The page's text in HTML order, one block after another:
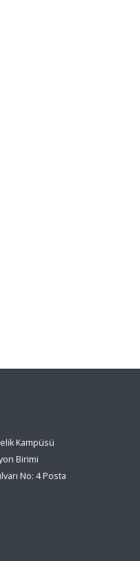
Kampüsü
Birimi
No: 4 Posta